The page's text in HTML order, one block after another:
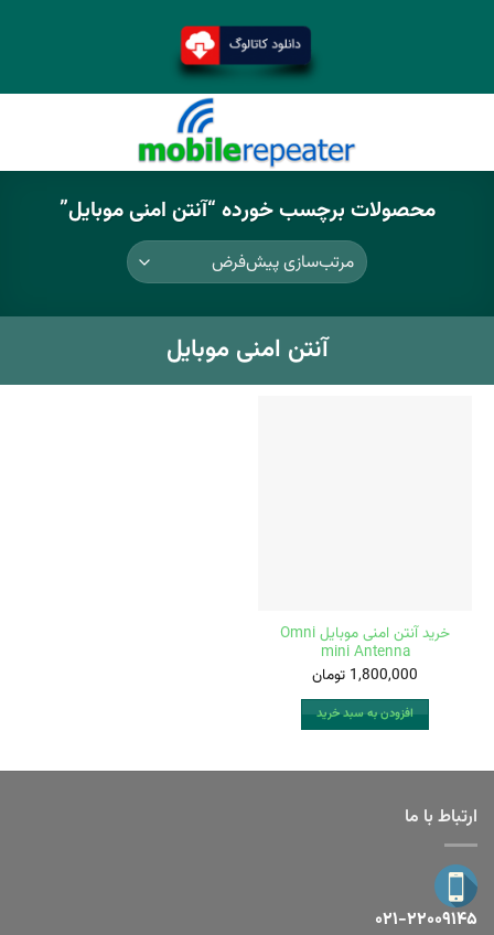
محصولات برچسب خورده “آنتن امنی موبایل”
آنتن امنی موبایل
خرید آنتن امنی موبایل Omni
mini Antenna
1,800,000 تومان
افزودن به سبد خرید
ارتباط با ما
۰۲۱-۲۲۰۰۹۱۴۵